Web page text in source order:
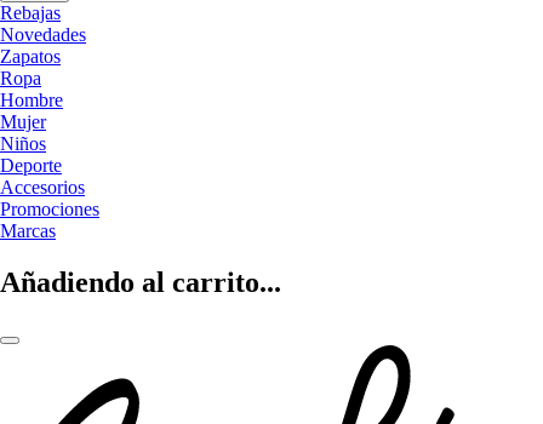
Rebajas
Novedades
Zapatos
Ropa
Hombre
Mujer
Niños
Deporte
Accesorios
Promociones
Marcas
Añadiendo al carrito...